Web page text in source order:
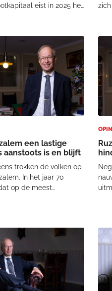
eist in 2025 het
Geld is macht. De
autocraat Poetin wil
een lastige
aanstoots is en blijft
trokken de volken op
In het jaar 70
op de meest
slag of stoot. In de
de har